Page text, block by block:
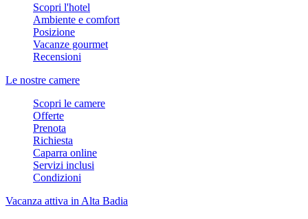
Scopri l'hotel
Ambiente e comfort
Posizione
Vacanze gourmet
Recensioni
Le nostre camere
Scopri le camere
Offerte
Prenota
Richiesta
Caparra online
Servizi inclusi
Condizioni
Vacanza attiva in Alta Badia